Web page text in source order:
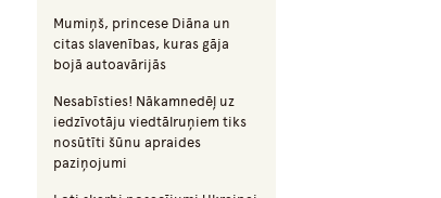
Mumiņš, princese Diāna un
citas slavenības, kuras gāja
bojā autoavārijās
Nesabīsties! Nākamnedēļ uz
iedzīvotāju viedtālruņiem tiks
nosūtīti šūnu apraides
paziņojumi